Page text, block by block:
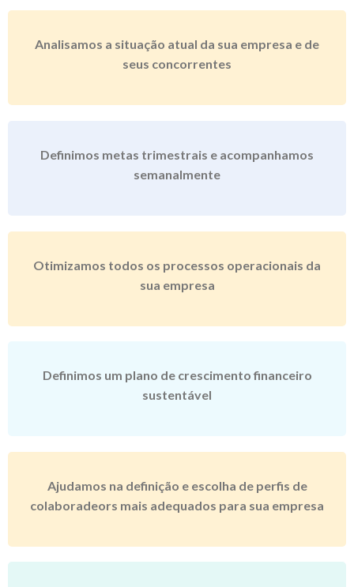
Analisamos a situação atual da sua empresa e de
seus concorrentes
Definimos metas trimestrais e acompanhamos
semanalmente
Otimizamos todos os processos operacionais da
sua empresa
Definimos um plano de crescimento financeiro
sustentável
Ajudamos na definição e escolha de perfis de
colaboradeors mais adequados para sua empresa